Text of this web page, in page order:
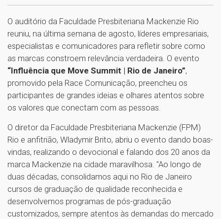
O auditório da Faculdade Presbiteriana Mackenzie Rio
reuniu, na última semana de agosto, líderes empresariais,
especialistas e comunicadores para refletir sobre como
as marcas constroem relevância verdadeira. O evento
“Influência que Move Summit | Rio de Janeiro”,
promovido pela Race Comunicação, preencheu os
participantes de grandes ideias e olhares atentos sobre
os valores que conectam com as pessoas.
O diretor da Faculdade Presbiteriana Mackenzie (FPM)
Rio e anfitrião, Wladymir Brito, abriu o evento dando boas-
vindas, realizando o devocional e falando dos 20 anos da
marca Mackenzie na cidade maravilhosa. "Ao longo de
duas décadas, consolidamos aqui no Rio de Janeiro
cursos de graduação de qualidade reconhecida e
desenvolvemos programas de pós-graduação
customizados, sempre atentos às demandas do mercado